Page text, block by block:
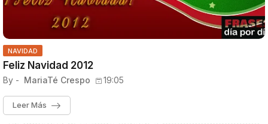
NAVIDAD
Feliz Navidad 2012
By - MariaTé Crespo 19:05
Leer Más